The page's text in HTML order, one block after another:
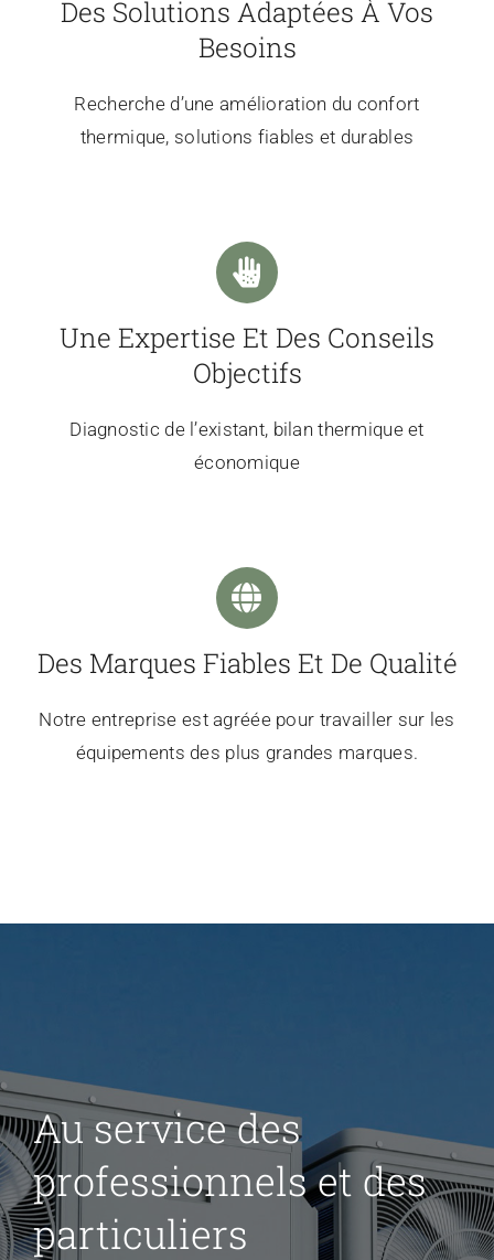
Des Solutions Adaptées À Vos
Besoins
Recherche d’une amélioration du confort
thermique, solutions fiables et durables
Une Expertise Et Des Conseils
Objectifs
Diagnostic de l’existant, bilan thermique et
économique
Des Marques Fiables Et De Qualité
Notre entreprise est agréée pour travailler sur les
équipements des plus grandes marques.
Au service des
professionnels et des
particuliers